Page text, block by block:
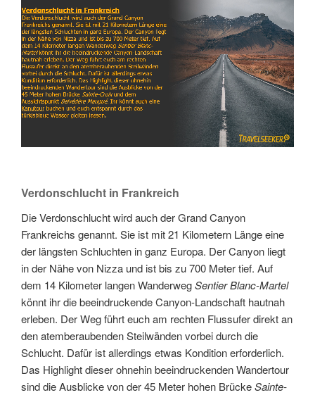
Link
Verdonschlucht in Frankreich
Die Verdonschlucht wird auch der Grand Canyon
Frankreichs genannt. Sie ist mit 21 Kilometern Länge eine
der längsten Schluchten in ganz Europa. Der Canyon liegt
in der Nähe von Nizza und ist bis zu 700 Meter tief. Auf
dem 14 Kilometer langen WanderwegSentier Blanc-Martel
könnt ihr die beeindruckende Canyon-Landschaft hautnah
erleben. Der Weg führt euch am rechten Flussufer direkt an
den atemberaubenden Steilwänden vorbei durch die
Schlucht. Dafür ist allerdings etwas Kondition erforderlich.
Das Highlight dieser ohnehin beeindruckenden Wandertour
sind die Ausblicke von der 45 Meter hohen BrückeSainte-